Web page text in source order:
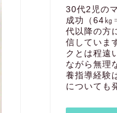
30代2児の
成功（64
代以降の方
信していま
クとは程遠
ながら無理
養指導経験
についても